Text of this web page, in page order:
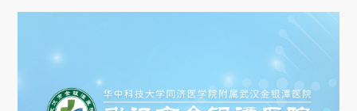
14 天)，在出疹前 1–2 天到全部结痂都有传染性。 • 谁最容易被